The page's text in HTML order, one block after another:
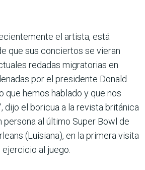
el artista, está
que sus conciertos se vieran
redadas migratorias en
por el presidente Donald
que hemos hablado y que nos
dijo el boricua a la revista británica
persona al último Super Bowl de
(Luisiana), en la primera visita
al juego.